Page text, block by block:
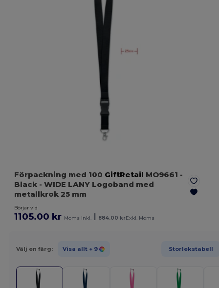
Förpackning med 100 GiftRetail MO9661 -
Black - WIDE LANY Logoband med
metallkrok 25 mm
Börjar vid
1105.00 kr Moms inkl. 884.00 krExkl. Moms
Välj en färg: Visa allt + 9 Storlekstabell